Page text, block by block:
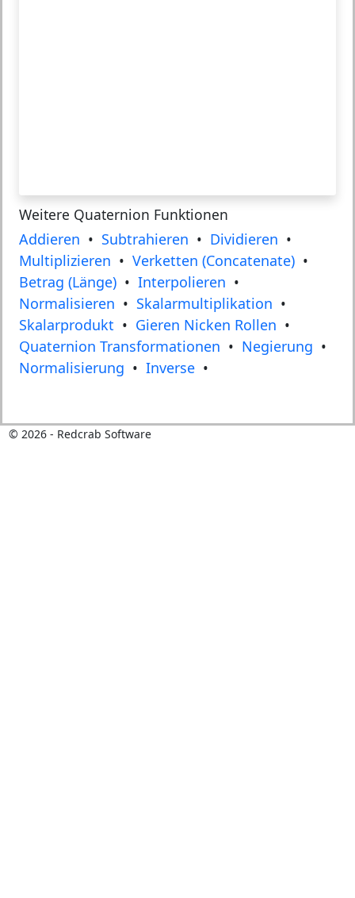
Weitere Quaternion Funktionen
Addieren • Subtrahieren • Dividieren •
Multiplizieren • Verketten (Concatenate) •
Betrag (Länge) • Interpolieren •
Normalisieren • Skalarmultiplikation •
Skalarprodukt • Gieren Nicken Rollen •
Quaternion Transformationen • Negierung •
Normalisierung • Inverse •
© 2026- Redcrab Software